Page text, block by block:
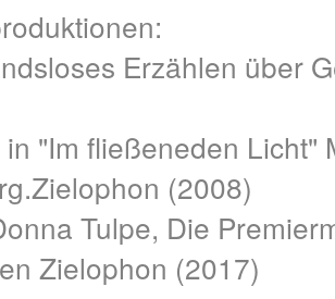
Erzählen über
"Im fließeneden Licht"
(2008)
Tulpe, Die
Zielophon (2017)